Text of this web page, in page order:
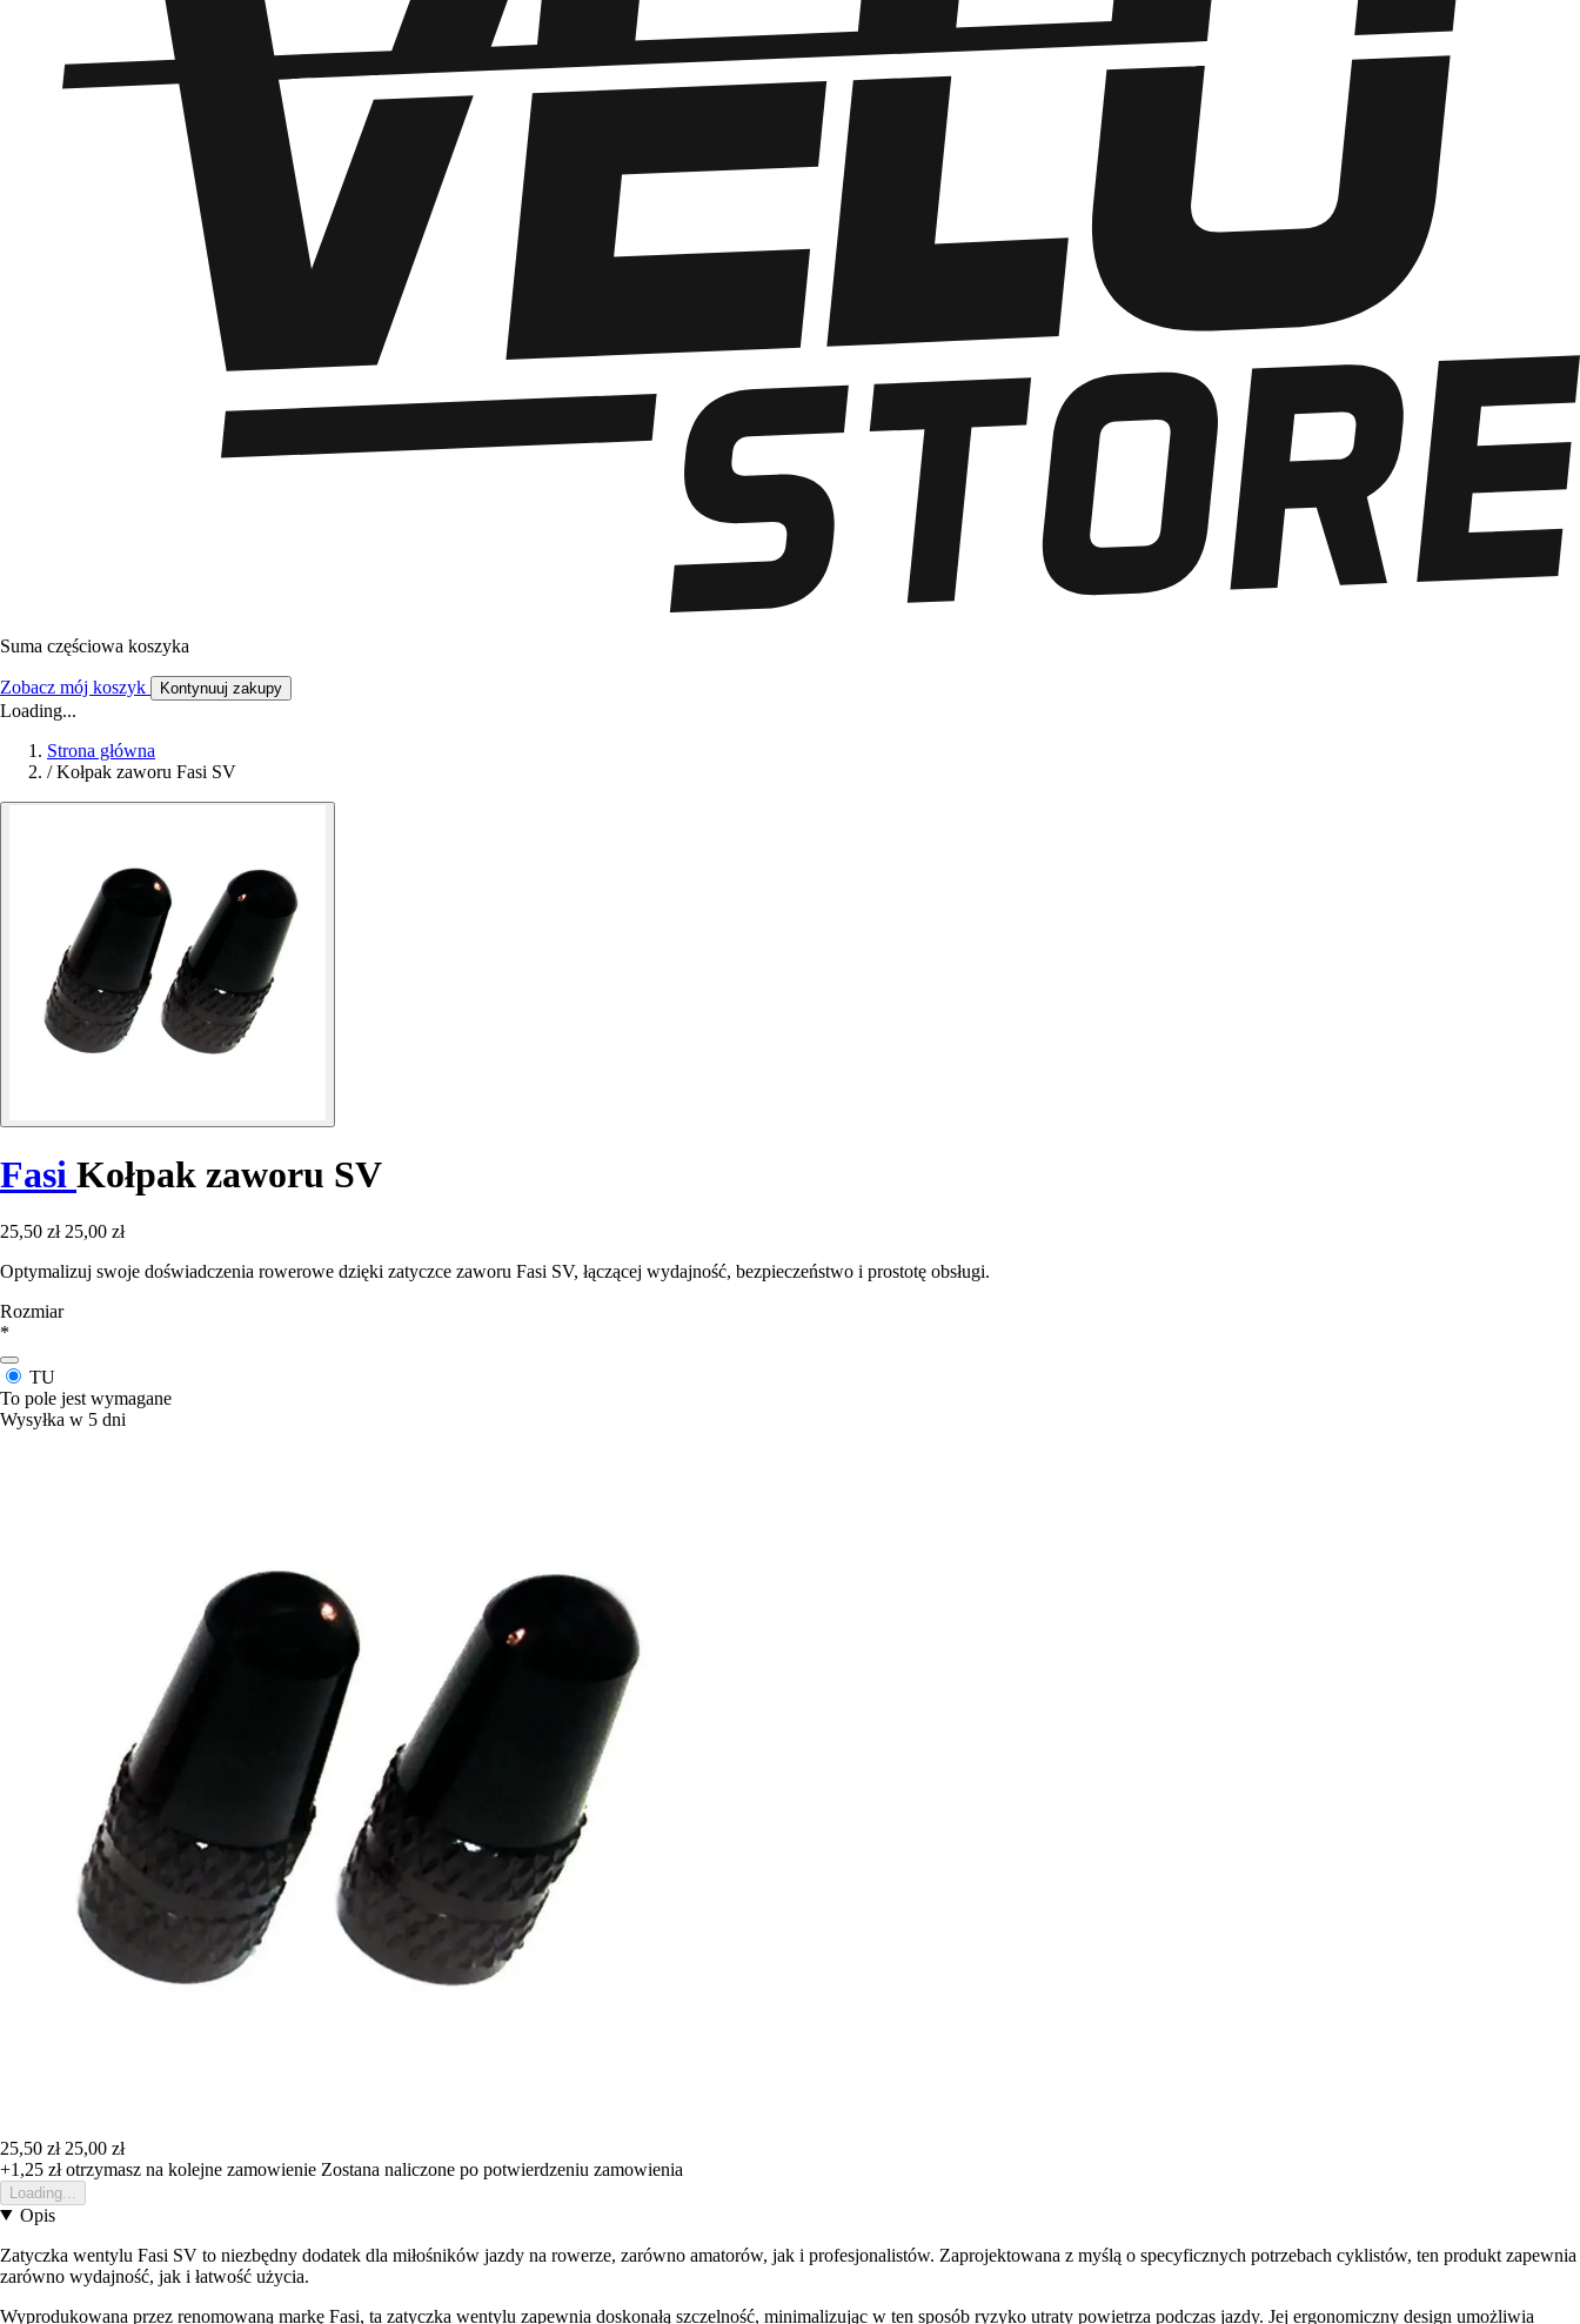
Suma częściowa koszyka
Zobacz mój koszyk Kontynuuj zakupy
Loading...
Strona główna
/ Kołpak zaworu Fasi SV
Fasi Kołpak zaworu SV
25,50 zł 25,00 zł
Optymalizuj swoje doświadczenia rowerowe dzięki zatyczce zaworu Fasi SV, łączącej wydajność, bezpieczeństwo i prostotę obsługi.
Rozmiar
*
TU
To pole jest wymagane
Wysyłka w 5 dni
25,50 zł 25,00 zł
+1,25 złotrzymasz na kolejne zamowienie Zostana naliczone po potwierdzeniu zamowienia
Loading...
Opis
Zatyczka wentylu Fasi SV to niezbędny dodatek dla miłośników jazdy na rowerze, zarówno amatorów, jak i profesjonalistów. Zaprojektowana z myślą o specyficznych potrzebach cyklistów, ten produkt zapewnia
zarówno wydajność, jak i łatwość użycia.
Wyprodukowana przez renomowaną markę Fasi, ta zatyczka wentylu zapewnia doskonałą szczelność, minimalizując w ten sposób ryzyko utraty powietrza podczas jazdy. Jej ergonomiczny design umożliwia